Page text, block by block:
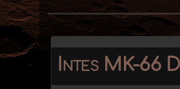
Intes MK-66